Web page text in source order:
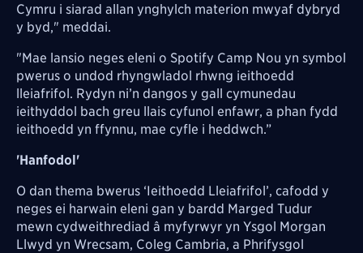
Cymru i siarad allan ynghylch materion mwyaf dybryd
y byd," meddai.
"Mae lansio neges eleni o Spotify Camp Nou yn symbol
pwerus o undod rhyngwladol rhwng ieithoedd
lleiafrifol. Rydyn ni’n dangos y gall cymunedau
ieithyddol bach greu llais cyfunol enfawr, a phan fydd
ieithoedd yn ffynnu, mae cyfle i heddwch.”
'Hanfodol'
O dan thema bwerus ‘Ieithoedd Lleiafrifol’, cafodd y
neges ei harwain eleni gan y bardd Marged Tudur
mewn cydweithrediad â myfyrwyr yn Ysgol Morgan
Llwyd yn Wrecsam, Coleg Cambria, a Phrifysgol